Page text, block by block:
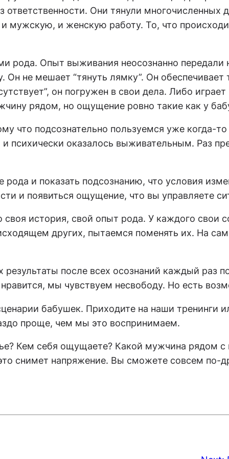
Они тянули
мужскую, и женскую работу. То, что
Опыт выживания неосознанно передали
не мешает “тянуть лямку”. Он обеспечивает
он погружен в свои дела. Либо
рядом, но ощущение ровно такие как у
что подсознательно пользуемся уже когда-
психически оказалось выживательным. Раз
и показать подсознанию, что условия
и появиться ощущение, что вы управляете
история, свой опыт рода. У каждого свои
других, пытаемся поменять их. На
после всех осознаний каждый раз
мы чувствуем несвободу. Но есть
бабушек. Приходите на наши тренинги
проще, чем мы это воспринимаем.
Кем себя ощущаете? Какой мужчина рядом
снимет напряжение. Вы сможете совсем по-